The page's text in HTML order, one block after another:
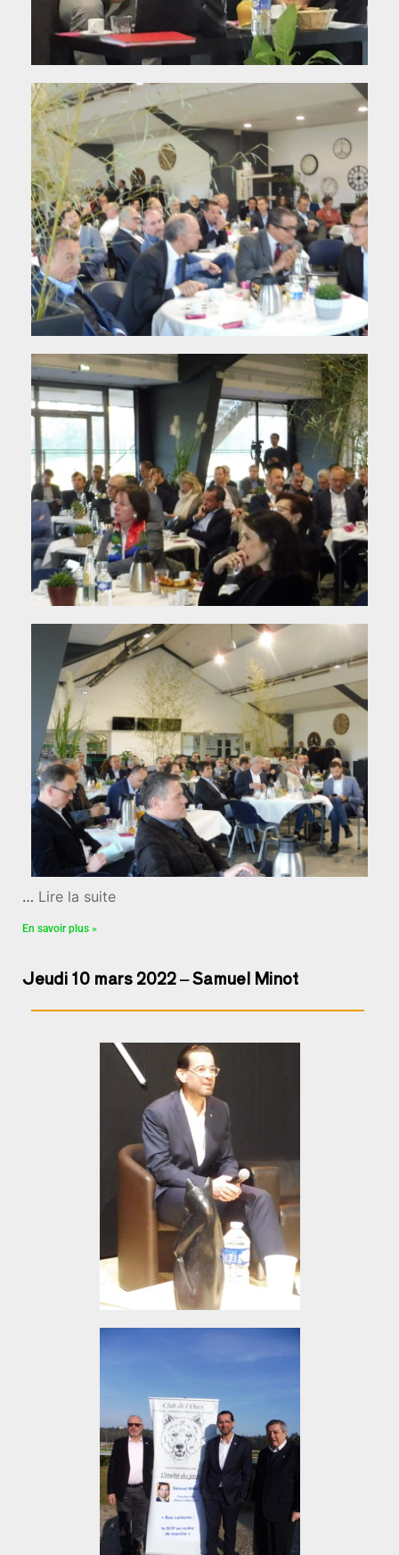
… Lire la suite
En savoir plus »
Jeudi 10 mars 2022 – Samuel Minot